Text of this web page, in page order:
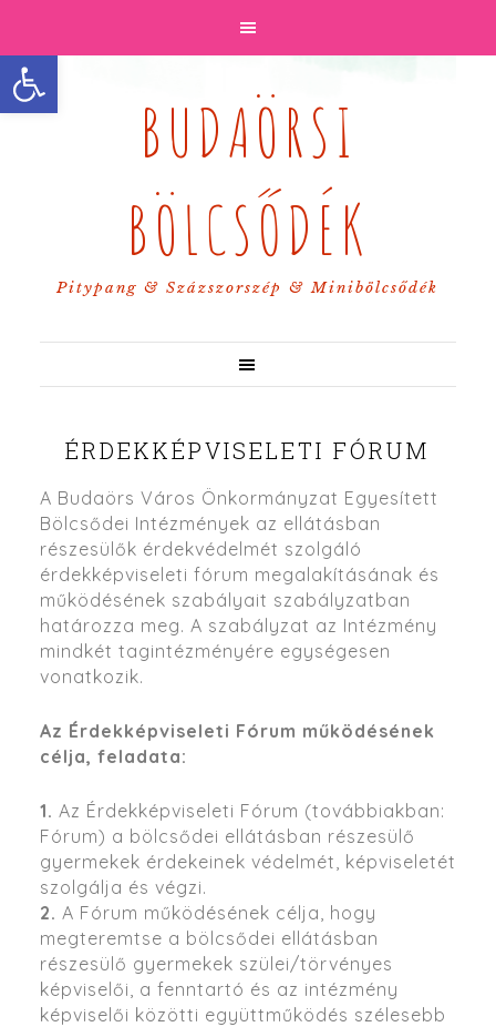
Eszköztár megnyitása
BUDAÖRSI
BÖLCSŐDÉK
Pitypang & Százszorszép & Minibölcsődék
ÉRDEKKÉPVISELETI FÓRUM
A Budaörs Város Önkormányzat Egyesített
Bölcsődei Intézmények az ellátásban
részesülők érdekvédelmét szolgáló
érdekképviseleti fórum megalakításának és
működésének szabályait szabályzatban
határozza meg. A szabályzat az Intézmény
mindkét tagintézményére egységesen
vonatkozik.
Az Érdekképviseleti Fórum működésének
célja, feladata:
1. Az Érdekképviseleti Fórum (továbbiakban:
Fórum) a bölcsődei ellátásban részesülő
gyermekek érdekeinek védelmét, képviseletét
szolgálja és végzi.
2. A Fórum működésének célja, hogy
megteremtse a bölcsődei ellátásban
részesülő gyermekek szülei/törvényes
képviselői, a fenntartó és az intézmény
képviselői közötti együttműködés szélesebb